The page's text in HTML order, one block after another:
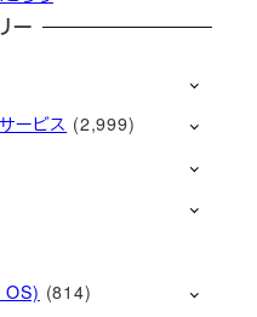
ー
ービス (2,999)
(814)